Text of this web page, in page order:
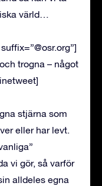
värld…
trogna – något
stjärna som
eller har levt.
vi gör, så varför
alldeles egna